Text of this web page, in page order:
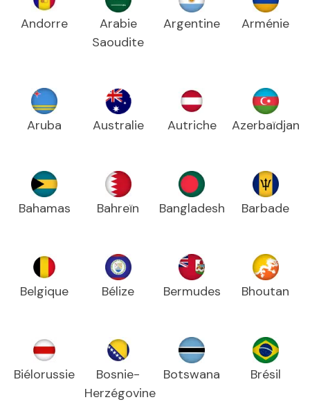
Andorre
Arabie
Saoudite
Argentine Arménie
Aruba Australie Autriche Azerbaïdjan
Bahamas Bahreïn Bangladesh Barbade
Belgique Bélize Bermudes Bhoutan
Biélorussie
Bosnie-
Herzégovine
Botswana Brésil